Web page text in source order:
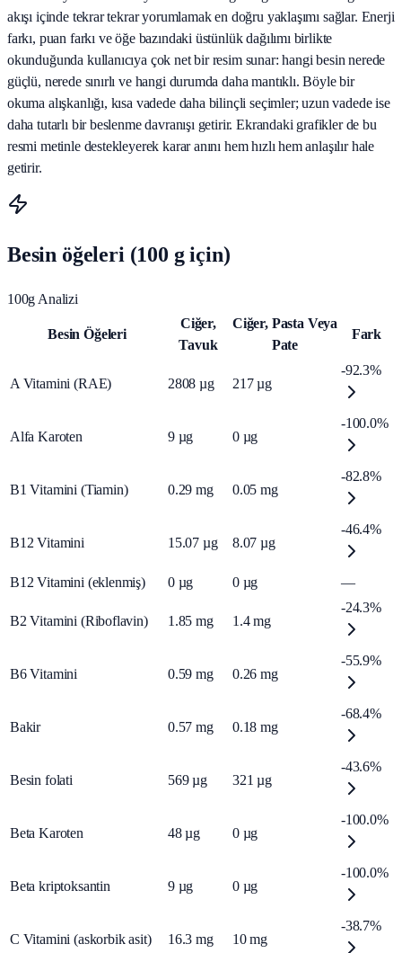
akışı içinde tekrar tekrar yorumlamak en doğru yaklaşımı sağlar. Enerji
farkı, puan farkı ve öğe bazındaki üstünlük dağılımı birlikte
okunduğunda kullanıcıya çok net bir resim sunar: hangi besin nerede
güçlü, nerede sınırlı ve hangi durumda daha mantıklı. Böyle bir
okuma alışkanlığı, kısa vadede daha bilinçli seçimler; uzun vadede ise
daha tutarlı bir beslenme davranışı getirir. Ekrandaki grafikler de bu
resmi metinle destekleyerek karar anını hem hızlı hem anlaşılır hale
getirir.
Besin öğeleri (100 g için)
100g Analizi
Besin Öğeleri
Ciğer,
Tavuk
Ciğer, Pasta Veya
Pate
Fark
A Vitamini (RAE) 2808 µg 217 µg
-92.3%
Alfa Karoten 9 µg 0 µg
-100.0%
B1 Vitamini (Tiamin) 0.29 mg 0.05 mg
-82.8%
B12 Vitamini 15.07 µg 8.07 µg
-46.4%
B12 Vitamini (eklenmiş) 0 µg 0 µg —
B2 Vitamini (Riboflavin) 1.85 mg 1.4 mg
-24.3%
B6 Vitamini 0.59 mg 0.26 mg
-55.9%
Bakir 0.57 mg 0.18 mg
-68.4%
Besin folati 569 µg 321 µg
-43.6%
Beta Karoten 48 µg 0 µg
-100.0%
Beta kriptoksantin 9 µg 0 µg
-100.0%
C Vitamini (askorbik asit) 16.3 mg 10 mg
-38.7%